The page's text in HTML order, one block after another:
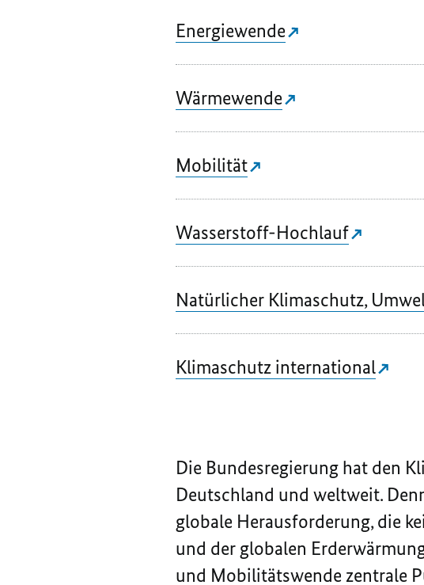
Energiewende
Wärmewende
Mobilität
Wasserstoff-Hochlauf
Natürlicher Klimaschutz,
Klimaschutz international
Die Bundesregierung hat den
Deutschland und weltweit.
globale Herausforderung, die
und der globalen
und Mobilitätswende zentrale